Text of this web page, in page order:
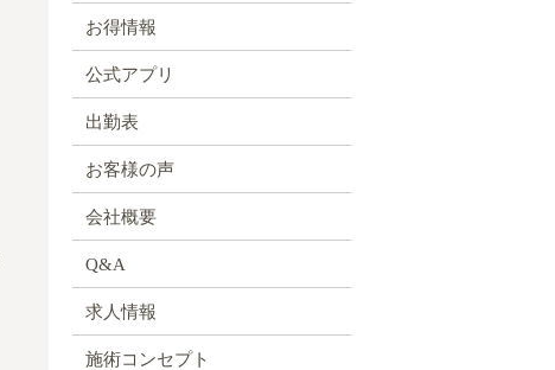
お得情報
公式アプリ
出勤表
お客様の声
会社概要
Q&A
求人情報
施術コンセプト